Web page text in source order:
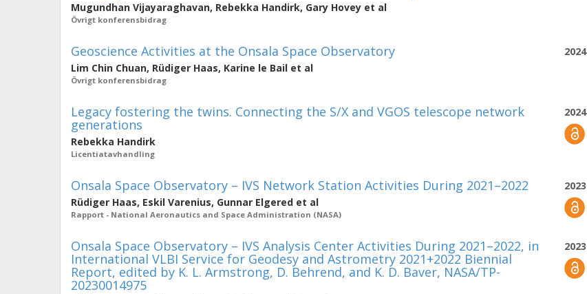
Mugundhan Vijayaraghavan, Rebekka Handirk, Gary Hovey et al
Övrigt konferensbidrag
2024
Geoscience Activities at the Onsala Space Observatory
Lim Chin Chuan, Rüdiger Haas, Karine le Bail et al
Övrigt konferensbidrag
2024
Legacy fostering the twins. Connecting the S/X and VGOS telescope network
generations
Rebekka Handirk
Licentiatavhandling
2023
Onsala Space Observatory – IVS Network Station Activities During 2021–2022
Rüdiger Haas, Eskil Varenius, Gunnar Elgered et al
Rapport - National Aeronautics and Space Administration (NASA)
2023
Onsala Space Observatory – IVS Analysis Center Activities During 2021–2022, in
International VLBI Service for Geodesy and Astrometry 2021+2022 Biennial
Report, edited by K. L. Armstrong, D. Behrend, and K. D. Baver, NASA/TP-
20230014975